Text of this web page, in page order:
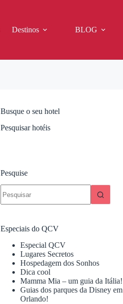
Destinos BLOG
Busque o seu hotel
Pesquisar hotéis
Pesquise
resultados
Especiais do QCV
Especial QCV
Lugares Secretos
Hospedagem dos Sonhos
Dica cool
Mamma Mia – um guia da Itália!
Guias dos parques da Disney em
Orlando!